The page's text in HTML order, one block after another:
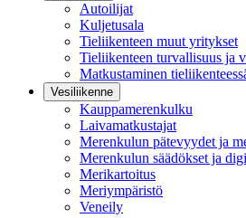
Autoilijat
Kuljetusala
Tieliikenteen muut yritykset
Tieliikenteen turvallisuus ja
Matkustaminen
Vesiliikenne
Kauppamerenkulku
Laivamatkustajat
Merenkulun pätevyydet ja
Merenkulun säädökset ja
Merikartoitus
Meriympäristö
Veneily